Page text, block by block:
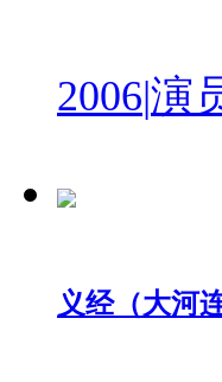
2006|演
义经（大河